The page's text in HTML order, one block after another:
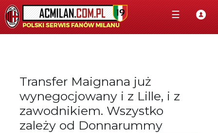
☰
Transfer Maignana już
wynegocjowany i z Lille, i z
zawodnikiem. Wszystko
zależy od Donnarummy